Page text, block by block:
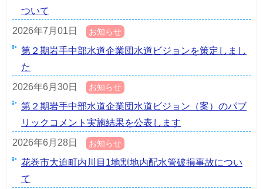
ついて
2026年7月01日
お知らせ
第２期岩手中部水道企業団水道ビジョンを策定しまし
た
2026年6月30日
お知らせ
第２期岩手中部水道企業団水道ビジョン（案）のパブ
リックコメント実施結果を公表します
2026年6月28日
お知らせ
花巻市大迫町内川目1地割地内配水管破損事故につい
て